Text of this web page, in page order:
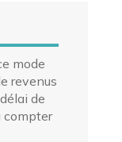
mode
revenus
de
compter